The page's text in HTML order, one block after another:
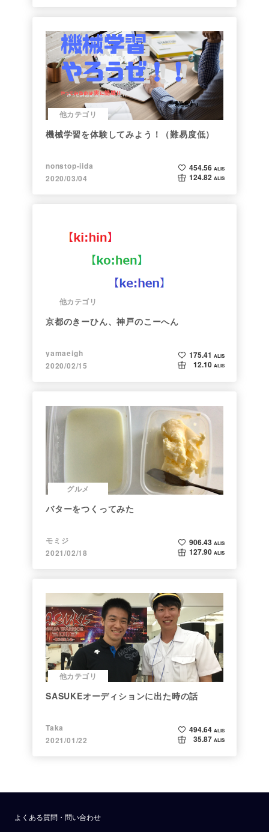
他カテゴリ
機械学習を体験してみよう！（難易度低）
nonstop-iida
2020/03/04
454.56 ALIS
124.82 ALIS
他カテゴリ
京都のきーひん、神戸のこーへん
yamaeigh
2020/02/15
175.41 ALIS
12.10 ALIS
グルメ
バターをつくってみた
モミジ
2021/02/18
906.43 ALIS
127.90 ALIS
他カテゴリ
SASUKEオーディションに出た時の話
Taka
2021/01/22
494.64 ALIS
35.87 ALIS
よくある質問・問い合わせ